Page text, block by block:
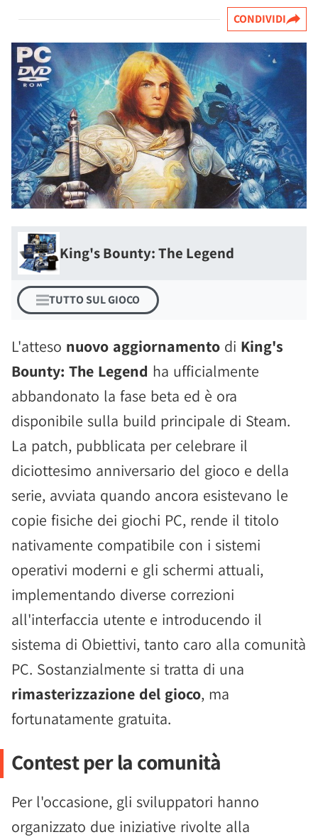
CONDIVIDI
King's Bounty: The Legend
TUTTO SUL GIOCO
L'atteso nuovo aggiornamento di King's
Bounty: The Legend ha ufficialmente
abbandonato la fase beta ed è ora
disponibile sulla build principale di Steam.
La patch, pubblicata per celebrare il
diciottesimo anniversario del gioco e della
serie, avviata quando ancora esistevano le
copie fisiche dei giochi PC, rende il titolo
nativamente compatibile con i sistemi
operativi moderni e gli schermi attuali,
implementando diverse correzioni
all'interfaccia utente e introducendo il
sistema di Obiettivi, tanto caro alla comunità
PC. Sostanzialmente si tratta di una
rimasterizzazione del gioco, ma
fortunatamente gratuita.
Contest per la comunità
Per l'occasione, gli sviluppatori hanno
organizzato due iniziative rivolte alla